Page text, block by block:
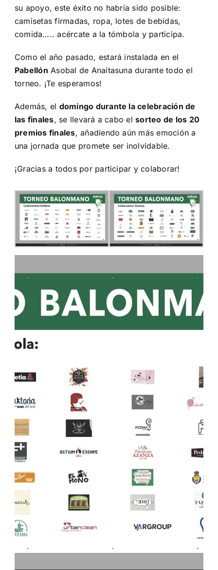
su apoyo, este éxito no habría sido posible:
camisetas firmadas, ropa, lotes de bebidas,
comida….. acércate a la tómbola y participa.
Como el año pasado, estará instalada en el
Pabellón Asobal de Anaitasuna durante todo el
torneo. ¡Te esperamos!
Además, el domingo durante la celebración de
las finales, se llevará a cabo elsorteo de los 20
premios finales, añadiendo aún más emoción a
una jornada que promete ser inolvidable.
¡Gracias a todos por participar y colaborar!
de
vídeo